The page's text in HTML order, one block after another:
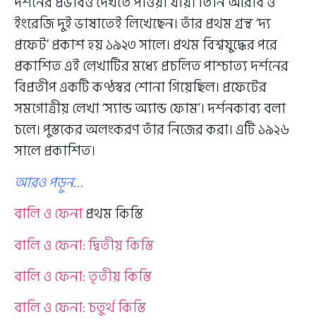
ইংরেজি দুই ভাষাতেই লিখেছেন। তাঁর প্রথম গ্রন্থ ‘দ্য
প্রফেট’ প্রকাশ হয় ১৯২৩ সালে। প্রথম বিশ্বযুদ্ধের পরে
প্রকাশিত এই লেখাটির মধ্যে প্রচলিত পাশ্চাত্য দর্শনের
বিপ্রতীপ একটি কণ্ঠস্বর শোনা গিয়েছিল। প্রফেটের
সমগোত্রীয় লেখা ‘স্যান্ড অ্যান্ড ফোম’। দর্শনকাব্য বলা
চলে। পুস্তকের অলংকরণ তাঁর নিজের করা। এটি ১৯২৬
সালে প্রকাশিত।
আরও পড়ুন…
বালি ও ফেনাপ্রথম কিস্তি
বালি ও ফেনা: দ্বিতীয় কিস্তি
বালি ও ফেনা: তৃতীয় কিস্তি
বালি ও ফেনা: চতুর্থ কিস্তি